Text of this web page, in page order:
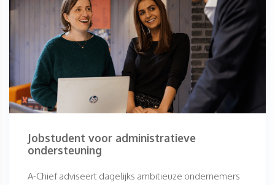
Jobstudent voor administratieve
ondersteuning
A-Chief adviseert dagelijks ambitieuze ondernemers